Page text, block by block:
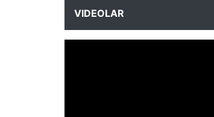
VIDEOLAR